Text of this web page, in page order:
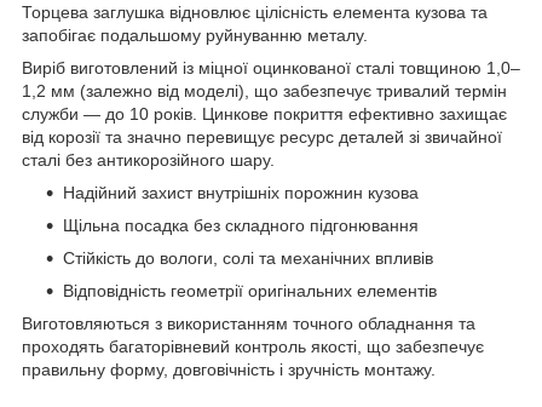
Торцева заглушка відновлює цілісність елемента кузова та
запобігає подальшому руйнуванню металу.
Виріб виготовлений із міцної оцинкованої сталі товщиною 1,0–
1,2 мм (залежно від моделі), що забезпечує тривалий термін
служби — до 10 років. Цинкове покриття ефективно захищає
від корозії та значно перевищує ресурс деталей зі звичайної
сталі без антикорозійного шару.
Надійний захист внутрішніх порожнин кузова
Щільна посадка без складного підгонювання
Стійкість до вологи, солі та механічних впливів
Відповідність геометрії оригінальних елементів
Виготовляються з використанням точного обладнання та
проходять багаторівневий контроль якості, що забезпечує
правильну форму, довговічність і зручність монтажу.